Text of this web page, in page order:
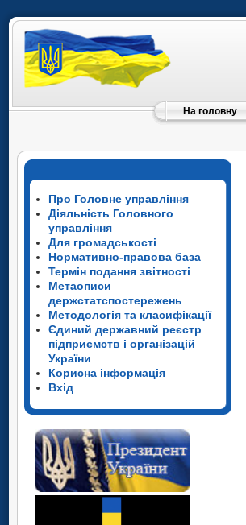
На головну
Про Головне управління
Діяльність Головного
управління
Для громадськості
Нормативно-правова база
Термін подання звітності
Метаописи
держстатспостережень
Методологія та класифікації
Єдиний державний реєстр
підприємств і організацій
України
Корисна інформація
Вхід